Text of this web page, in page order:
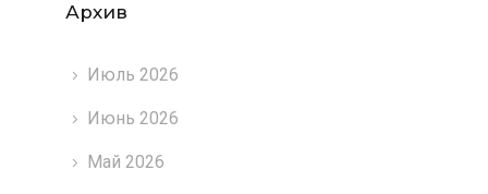
Архив
Июль 2026
Июнь 2026
Май 2026